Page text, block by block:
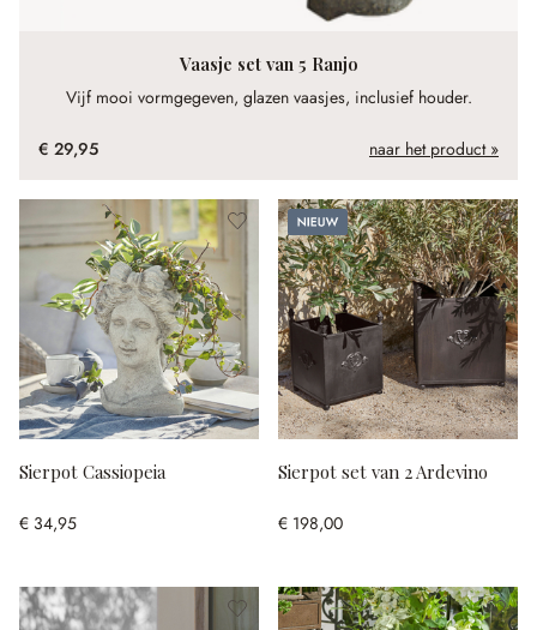
Vaasje set van 5 Ranjo
Vijf mooi vormgegeven, glazen vaasjes, inclusief houder.
€ 29,95 naar het product »
Sierpot Cassiopeia
€ 34,95
Nieuw
Sierpot set van 2 Ardevino
€ 198,00